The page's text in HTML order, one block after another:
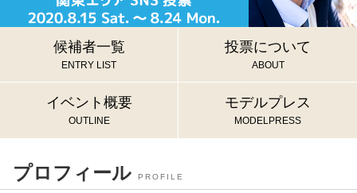
候補者一覧
ENTRY LIST
投票について
ABOUT
イベント概要
OUTLINE
モデルプレス
MODELPRESS
プロフィール PROFILE